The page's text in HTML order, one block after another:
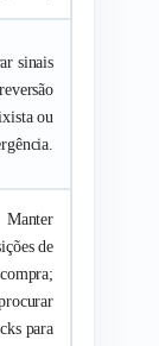
sinais
ou
Manter
de
compra;
para